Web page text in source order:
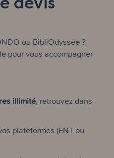
ou BibliOdyssée ?
pour vous accompagner
illimité , retrouvez dans
plateformes (ENT ou